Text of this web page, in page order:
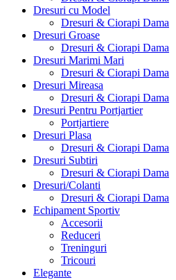
Dresuri cu Model
Dresuri & Ciorapi Dama
Dresuri Groase
Dresuri & Ciorapi Dama
Dresuri Marimi Mari
Dresuri & Ciorapi Dama
Dresuri Mireasa
Dresuri & Ciorapi Dama
Dresuri Pentru Portjartier
Portjartiere
Dresuri Plasa
Dresuri & Ciorapi Dama
Dresuri Subtiri
Dresuri & Ciorapi Dama
Dresuri/Colanti
Dresuri & Ciorapi Dama
Echipament Sportiv
Accesorii
Reduceri
Treninguri
Tricouri
Elegante